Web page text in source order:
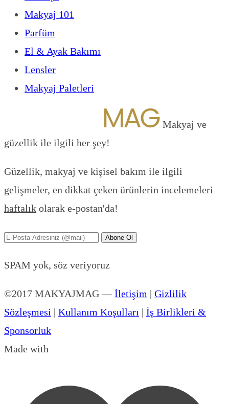
Makyaj 101
Parfüm
El & Ayak Bakımı
Lensler
Makyaj Paletleri
Makyaj ve
güzellik ile ilgili her şey!
Güzellik, makyaj ve kişisel bakım ile ilgili
gelişmeler, en dikkat çeken ürünlerin incelemeleri
haftalık olarak e-postan'da!
Abone Ol
SPAM yok, söz veriyoruz
©2017 MAKYAJMAG — İletişim | Gizlilik
Sözleşmesi | Kullanım Koşulları | İş Birlikleri &
Sponsorluk
Made with